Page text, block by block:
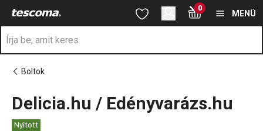
A Delicia.hu / Edényvarázs.hu oldalon tartózkodik
Ugrás a fő tartalomhoz
Ugrás a kereséshez
Ugrás a navigációhoz 0
MENÜ
Boltok
Delicia.hu / Edényvarázs.hu
Nyitott